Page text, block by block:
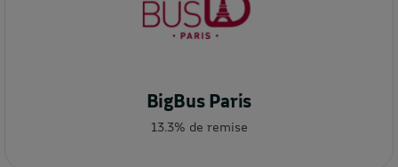
BigBus Paris
13.3% de remise